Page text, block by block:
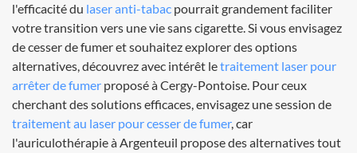
l'efficacité du laser anti-tabac pourrait grandement faciliter
votre transition vers une vie sans cigarette. Si vous envisagez
de cesser de fumer et souhaitez explorer des options
alternatives, découvrez avec intérêt letraitement laser pour
arrêter de fumer proposé à Cergy-Pontoise. Pour ceux
cherchant des solutions efficaces, envisagez une session de
traitement au laser pour cesser de fumer, car
l'auriculothérapie à Argenteuil propose des alternatives tout